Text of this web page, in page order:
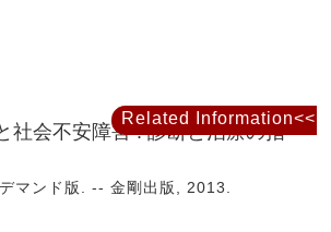
社会不安障害 : 診断と治療の指
マンド版. -- 金剛出版, 2013.
Related Information<<